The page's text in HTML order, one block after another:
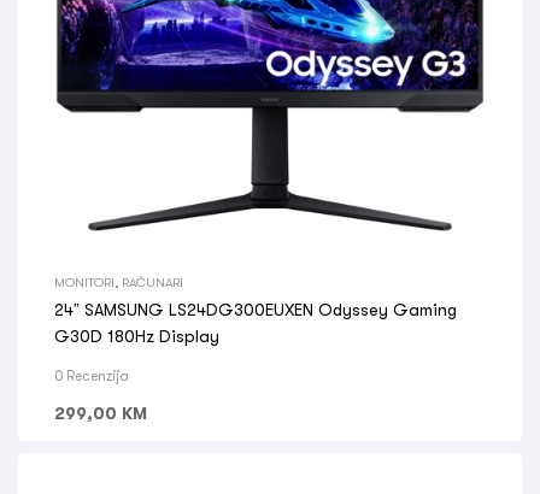
MONITORI RAČUNARI
24” SAMSUNG LS24DG300EUXEN Odyssey Gaming
G30D 180Hz Display
0 Recenzija
299,00 KM